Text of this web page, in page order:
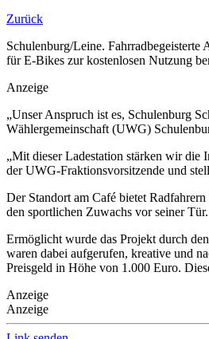
Zurück
Schulenburg/Leine.
für E-Bikes zur kostenlosen Nutzung
Anzeige
„Unser Anspruch ist es, Schulenburg
Wählergemeinschaft (UWG)
„Mit dieser Ladestation stärken wir die
der UWG-Fraktionsvorsitzende und
Der Standort am Café bietet
den sportlichen Zuwachs vor seiner Tür.
Ermöglicht wurde das Projekt durch
waren dabei aufgerufen, kreative und
Preisgeld in Höhe von 1.000 Euro.
Anzeige
Anzeige